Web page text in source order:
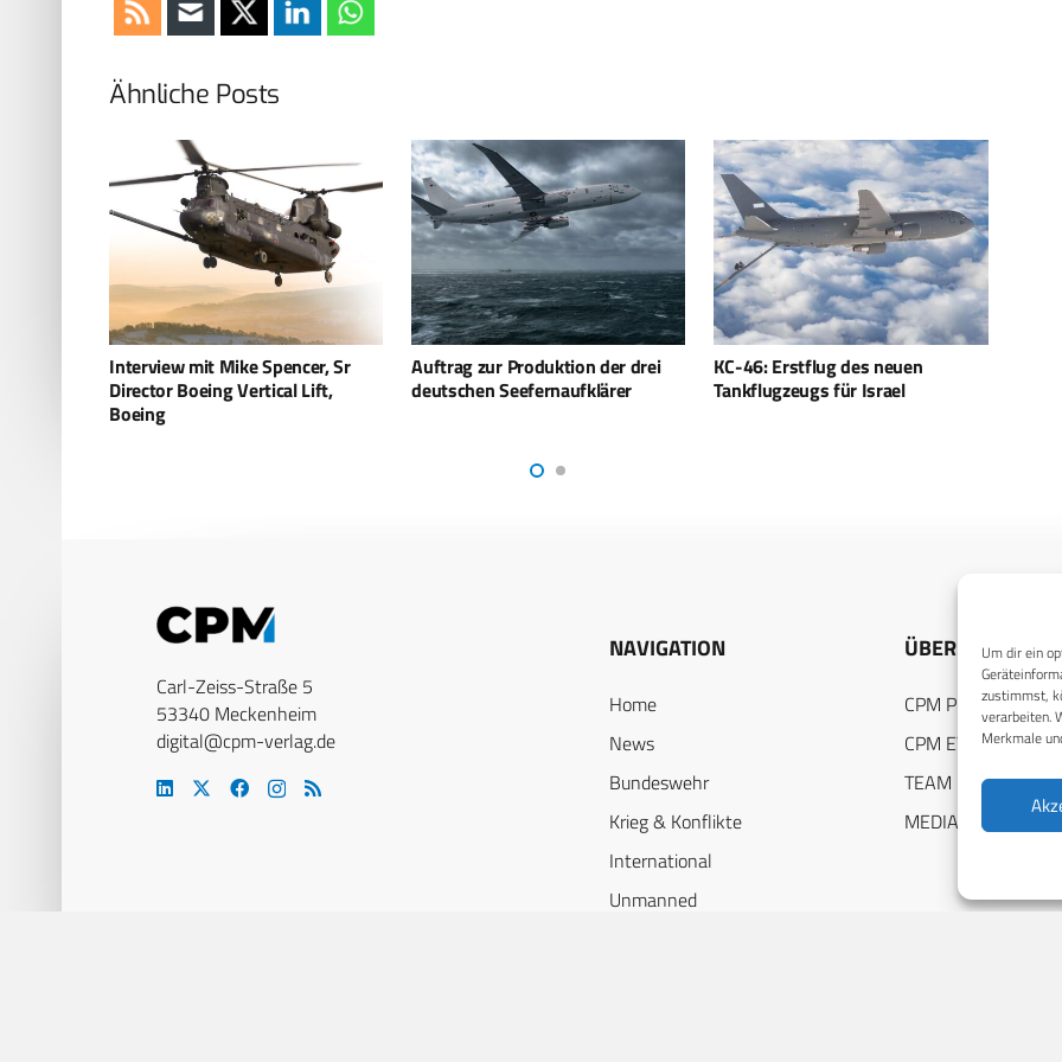
Um dir ein
zustimmst,
verarbeiten.
Merkmale
Ähnliche Posts
Auftrag zur Produktion der drei
deutschen Seefernaufklärer
KC-46: Erstflug des neuen
Tankflugzeugs für Israel
33. Internationales
Hubschrauberforum
Carl-Zeiss-Straße 5
53340 Meckenheim
digital@cpm-verlag.de
NAVIGATION
Home
News
Bundeswehr
Krieg & Konflikte
International
Unmanned
ÜBER UNS
CPM
CPM EVENTS
TEAM
MEDIADATEN